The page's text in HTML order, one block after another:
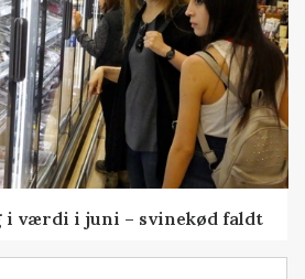
i værdi i juni – svinekød faldt